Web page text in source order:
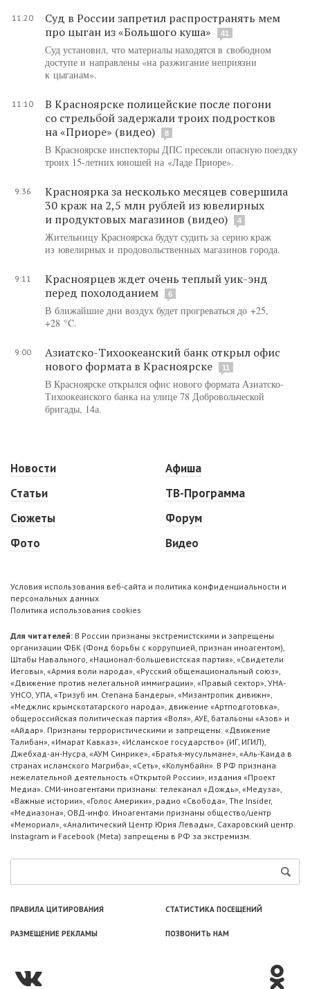
11:20
Суд в России запретил распространять мем
про цыган из «Большого куша»
41
Суд установил, что материалы находятся в свободном
доступе и направлены «на разжигание неприязни
к цыганам».
11:10
В Красноярске полицейские после погони
со стрельбой задержали троих подростков
на «Приоре» (видео)
8
В Красноярске инспекторы ДПС пресекли опасную поездку
троих 15-летних юношей на «Ладе Приоре».
9:36
Красноярка за несколько месяцев совершила
30 краж на 2,5 млн рублей из ювелирных
и продуктовых магазинов (видео)
4
Жительницу Красноярска будут судить за серию краж
из ювелирных и продовольственных магазинов города.
9:11
Красноярцев ждет очень теплый уик-энд
перед похолоданием
6
В ближайшие дни воздух будет прогреваться до +25,
+28 °C.
9:00
Азиатско-Тихоокеанский банк открыл офис
нового формата в Красноярске
11
В Красноярске открылся офис нового формата Азиатско-
Тихоокеанского банка на улице 78 Добровольческой
бригады, 14а.
Новости
Статьи
Сюжеты
Фото
Афиша
ТВ-Программа
Форум
Видео
Условия использования веб-сайта и политика конфиденциальности и
персональных данных
Политика использования cookies
Для читателей: В России признаны экстремистскими и запрещены
организации ФБК (Фонд борьбы с коррупцией, признан иноагентом),
Штабы Навального, «Национал-большевистская партия», «Свидетели
Иеговы», «Армия воли народа», «Русский общенациональный союз»,
«Движение против нелегальной иммиграции», «Правый сектор», УНА-
УНСО, УПА, «Тризуб им. Степана Бандеры», «Мизантропик дивижн»,
«Меджлис крымскотатарского народа», движение «Артподготовка»,
общероссийская политическая партия «Воля», АУЕ, батальоны «Азов» и
«Айдар». Признаны террористическими и запрещены: «Движение
Талибан», «Имарат Кавказ», «Исламское государство» (ИГ, ИГИЛ),
Джебхад-ан-Нусра, «АУМ Синрике», «Братья-мусульмане», «Аль-Каида в
странах исламского Магриба», «Сеть», «Колумбайн». В РФ признана
нежелательной деятельность «Открытой России», издания «Проект
Медиа». СМИ-иноагентами признаны: телеканал «Дождь», «Медуза»,
«Важные истории», «Голос Америки», радио «Свобода», The Insider,
«Медиазона», ОВД-инфо. Иноагентами признаны общество/центр
«Мемориал», «Аналитический Центр Юрия Левады», Сахаровский центр.
Instagram и Facebook (Metа) запрещены в РФ за экстремизм.
ПРАВИЛА ЦИТИРОВАНИЯ СТАТИСТИКА ПОСЕЩЕНИЙ
РАЗМЕЩЕНИЕ РЕКЛАМЫ ПОЗВОНИТЬ НАМ